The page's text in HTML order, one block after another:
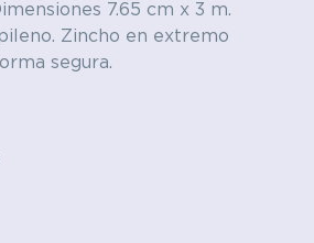
7.65 cm x 3 m.
Zincho en extremo
segura.